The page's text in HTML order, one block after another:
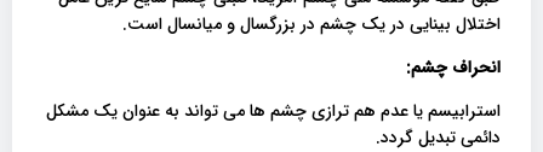
اختلال بینایی در یک چشم در بزرگسال و میانسال است.
انحراف چشم:
استرابیسم یا عدم هم ترازی چشم ها می تواند به عنوان یک مشکل
دائمی تبدیل گردد.